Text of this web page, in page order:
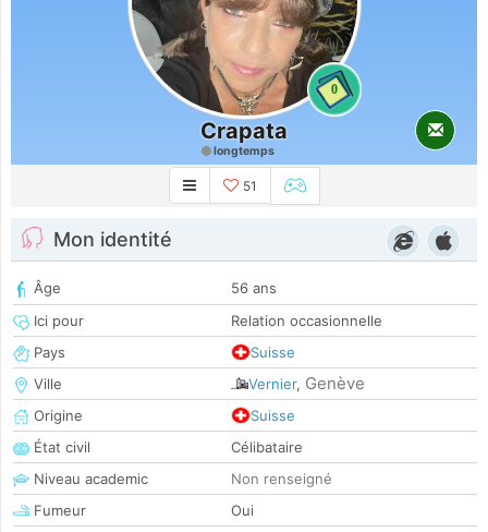
0
Crapata
longtemps
51
Mon identité
Âge
56 ans
Ici pour
Relation occasionnelle
Pays
Suisse
Ville
Vernier, Genève
Origine
Suisse
État civil
Célibataire
Niveau academic
Non renseigné
Fumeur
Oui